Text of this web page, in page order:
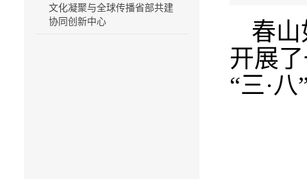
文化凝聚与全球传播省部共建
协同创新中心
春
开展
“三·